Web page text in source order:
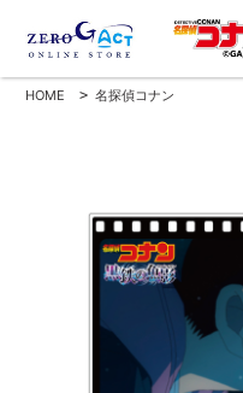
HOME > 名探偵コナン